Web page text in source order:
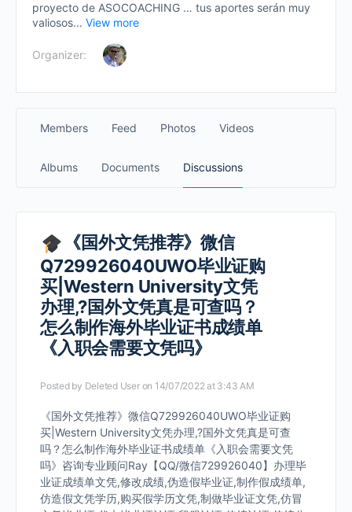
proyecto de ASOCOACHING … tus aportes serán muy
valiosos... View more
Organizer:
Members Feed Photos Videos
Albums Documents Discussions
《国外文凭推荐》微信
Q729926040UWO毕业证购
买|Western University文凭
办理,?国外文凭真是可查吗？
怎么制作海外毕业证书成绩单
《入职会需要文凭吗》
Posted by Deleted User on 14/07/2022 at 3:43 AM
《国外文凭推荐》微信Q729926040UWO毕业证购
买|Western University文凭办理,?国外文凭真是可查
吗？怎么制作海外毕业证书成绩单《入职会需要文凭
吗》咨询专业顾问Ray【QQ/微信729926040】办理毕
业证成绩单文凭,修改成绩,伪造假毕业证,制作假成绩单,
仿造假文凭学历,购买假学历文凭,制做毕业证文凭,仿冒